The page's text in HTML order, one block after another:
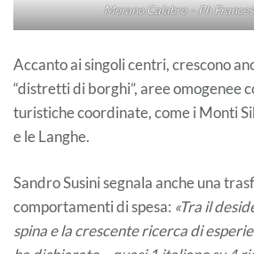
Morano Calabro – Ph
Accanto ai singoli centri, crescono
“distretti di borghi”, aree omogenee
turistiche coordinate, come i Monti
e le Langhe.
Sandro Susini segnala anche una
comportamenti di spesa: «Tra il
spina e la crescente ricerca di